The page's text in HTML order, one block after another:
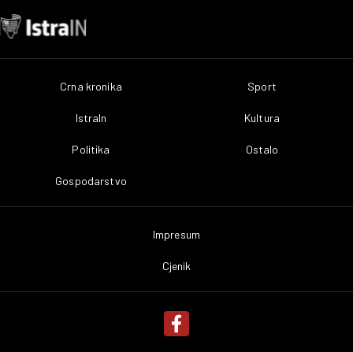
Crna kronika
IstraIn
Politika
Gospodarstvo
Sport
Kultura
Ostalo
Impresum
Cjenik